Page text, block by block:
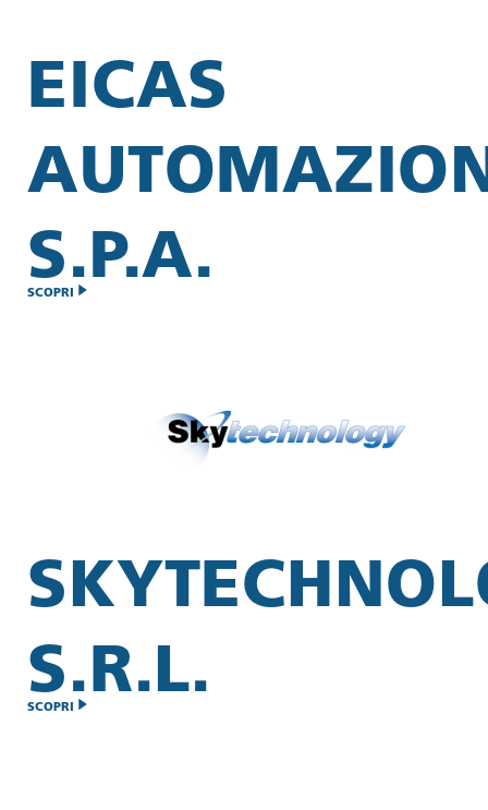
EICAS
S.P.A.
SCOPRI
S.R.L.
SCOPRI